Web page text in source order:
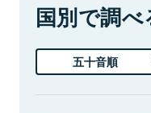
国別で調べ
五十音順